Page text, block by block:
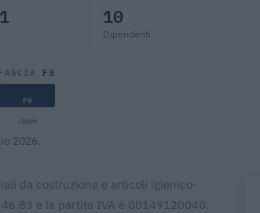
10
Dipendenti
F3
F9
>500M
2026.
da costruzione e articoli igienico-
e la partita IVA è 00149120040.